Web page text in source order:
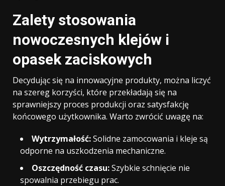
Zalety stosowania
nowoczesnych klejów i
opasek zaciskowych
Decydując się na innowacyjne produkty, można liczyć
na szereg korzyści, które przekładają się na
sprawniejszy proces produkcji oraz satysfakcję
końcowego użytkownika. Warto zwrócić uwagę na:
Wytrzymałość:Solidne zamocowania i kleje są
odporne na uszkodzenia mechaniczne.
Oszczędność czasu:Szybkie schnięcie nie
spowalnia przebiegu prac.